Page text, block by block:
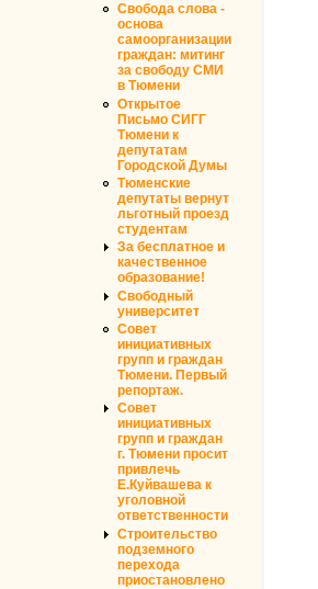
Свобода слова -
основа
самоорганизации
граждан: митинг
за свободу СМИ
в Тюмени
Открытое
Письмо СИГГ
Тюмени к
депутатам
Городской Думы
Тюменские
депутаты вернут
льготный проезд
студентам
За бесплатное и
качественное
образование!
Свободный
университет
Совет
инициативных
групп и граждан
Тюмени. Первый
репортаж.
Совет
инициативных
групп и граждан
г. Тюмени просит
привлечь
Е.Куйвашева к
уголовной
ответственности
Строительство
подземного
перехода
приостановлено